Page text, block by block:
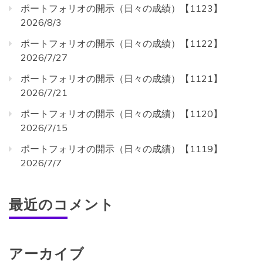
ポートフォリオの開示（日々の成績）【1123】
2026/8/3
ポートフォリオの開示（日々の成績）【1122】
2026/7/27
ポートフォリオの開示（日々の成績）【1121】
2026/7/21
ポートフォリオの開示（日々の成績）【1120】
2026/7/15
ポートフォリオの開示（日々の成績）【1119】
2026/7/7
最近のコメント
アーカイブ